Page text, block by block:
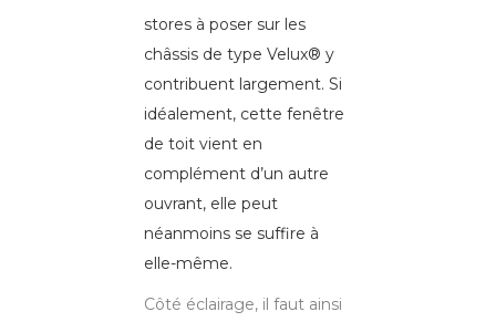
stores à poser sur les
châssis de type Velux® y
contribuent largement. Si
idéalement, cette fenêtre
de toit vient en
complément d’un autre
ouvrant, elle peut
néanmoins se suffire à
elle-même.
Côté éclairage, il faut ainsi